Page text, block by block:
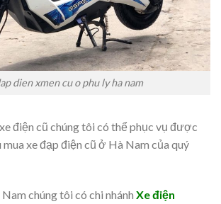
dien xmen cu o phu ly ha nam
điện cũ chúng tôi có thể phục vụ được
xe đạp điện cũ ở Hà Nam của quý
chúng tôi có chi nhánh Xe điện